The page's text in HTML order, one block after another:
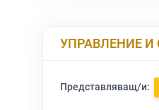
УПРАВЛЕНИЕ И
Представляващ/и: